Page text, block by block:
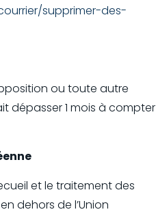
supprimer-des-
ou toute autre
dépasser 1 mois à compter
et le traitement des
dehors de l’Union